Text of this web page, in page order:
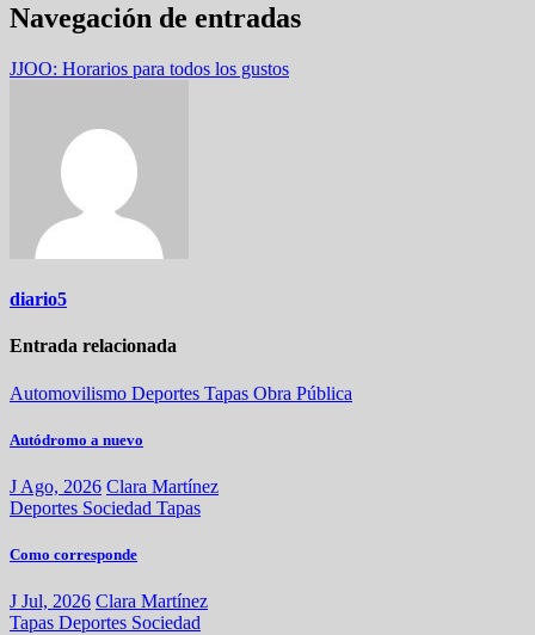
Navegación de entradas
JJOO: Horarios para todos los gustos
diario5
Entrada relacionada
Automovilismo Deportes Tapas Obra Pública
Autódromo a nuevo
J Ago, 2026 Clara Martínez
Deportes Sociedad Tapas
Como corresponde
J Jul, 2026 Clara Martínez
Tapas Deportes Sociedad